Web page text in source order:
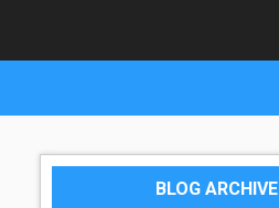
BLOG ARCHIVE